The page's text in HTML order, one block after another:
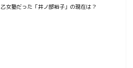
乙女塾だった「井ノ部裕子」の現在は？